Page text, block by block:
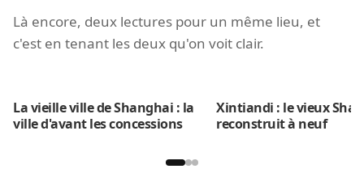
Là encore, deux lectures pour un même lieu, et
c'est en tenant les deux qu'on voit clair.
La vieille ville de Shanghai : la
ville d'avant les concessions
Xintiandi : le vieux
reconstruit à neuf